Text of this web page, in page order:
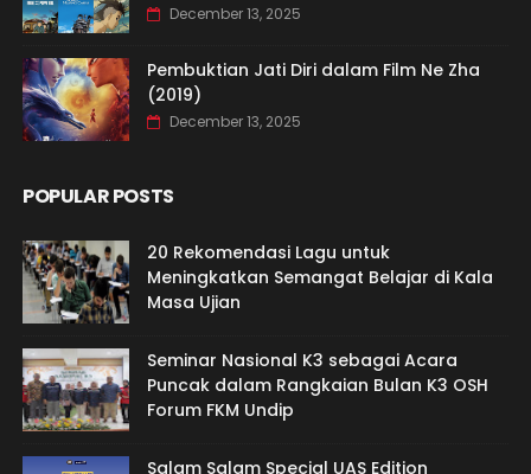
December 13, 2025
Pembuktian Jati Diri dalam Film Ne Zha
(2019)
December 13, 2025
POPULAR POSTS
20 Rekomendasi Lagu untuk
Meningkatkan Semangat Belajar di Kala
Masa Ujian
Seminar Nasional K3 sebagai Acara
Puncak dalam Rangkaian Bulan K3 OSH
Forum FKM Undip
Salam Salam Special UAS Edition